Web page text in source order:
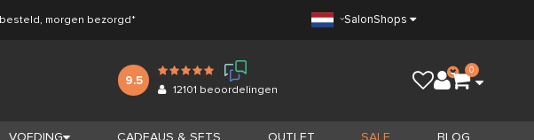
besteld, morgen bezorgd* SalonShops
9.5
12101 beoordelingen
0
VOEDING CADEAUS & SETS OUTLET SALE BLOG